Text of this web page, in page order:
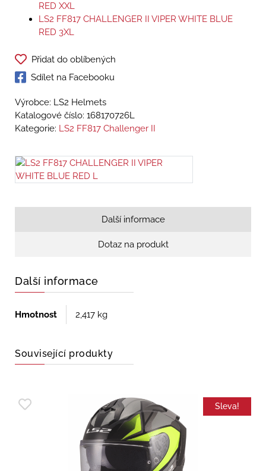
RED XXL
LS2 FF817 CHALLENGER II VIPER WHITE BLUE
RED 3XL
Přidat do oblíbených
Sdílet na Facebooku
Výrobce: LS2 Helmets
Katalogové číslo: 168170726L
Kategorie: LS2 FF817 Challenger II
Další informace
Dotaz na produkt
Další informace
Hmotnost 2,417 kg
Související produkty
Sleva!